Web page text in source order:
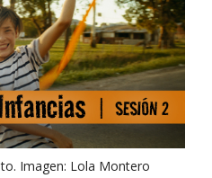
Imagen: Lola Montero